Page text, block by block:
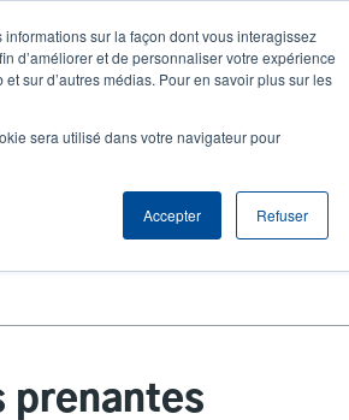
sur la façon dont vous interagissez
d’améliorer et de personnaliser votre expérience
sur d’autres médias. Pour en savoir plus sur les
sera utilisé dans votre navigateur pour
Accepter Refuser
Compagnie
User
S'identifier S'enregistrer
Header
prenantes